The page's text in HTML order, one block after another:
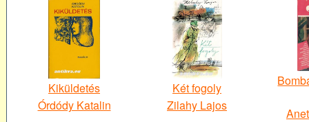
Kiküldetés
Órdódy Katalin
Két fogoly
Zilahy Lajos